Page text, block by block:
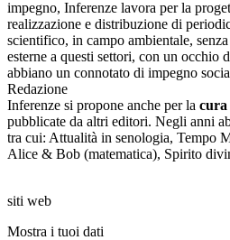
impegno, Inferenze lavora per la
realizzazione e distribuzione di
scientifico, in campo ambientale,
esterne a questi settori, con un occhio
abbiano un connotato di impegno
Redazione
Inferenze si propone anche per la cura
pubblicate da altri editori. Negli anni
tra cui: Attualità in senologia, Tempo
Alice & Bob (matematica), Spirito
siti web
Mostra i tuoi dati